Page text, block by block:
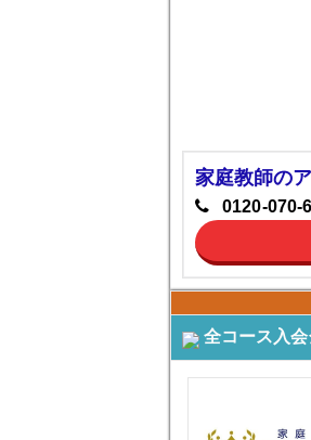
家庭教師の
0120-070-
全コース入